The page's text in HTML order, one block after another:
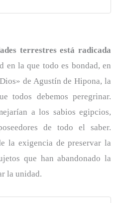
terrestres está radicada
en la que todo es bondad, en
de Agustín de Hipona, la
todos debemos peregrinar.
a los sabios egipcios,
de todo el saber.
la exigencia de preservar la
que han abandonado la
la unidad.